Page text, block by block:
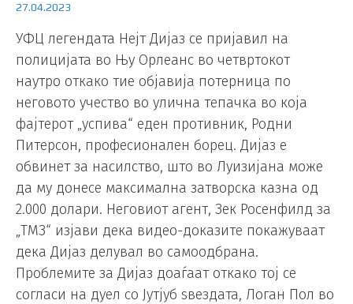
27.04.2023
УФЦ легендата Нејт Дијаз се пријавил на
полицијата во Њу Орлеанс во четвртокот
наутро откако тие објавија потерница по
неговото учество во улична тепачка во која
фајтерот „успива“ еден противник, Родни
Питерсон, професионален борец. Дијаз е
обвинет за насилство, што во Луизијана може
да му донесе максимална затворска казна од
2.000 долари. Неговиот агент, Зек Росенфилд за
„ТМЗ“ изјави дека видео-доказите покажуваат
дека Дијаз делувал во самоодбрана.
Проблемите за Дијаз доаѓаат откако тој се
согласи на дуел со Јутјуб ѕвездата, Логан Пол во